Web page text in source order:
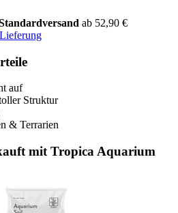
ab 52,90 €
auf
Struktur
& Terrarien
mit Tropica Aquarium